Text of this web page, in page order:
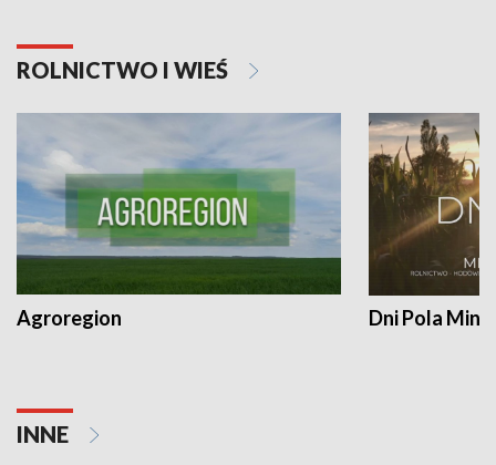
ROLNICTWO I WIEŚ
Agroregion Dni Pola
INNE